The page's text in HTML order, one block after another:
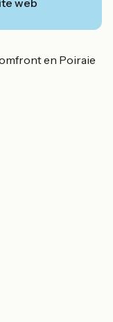
web
en Poiraie